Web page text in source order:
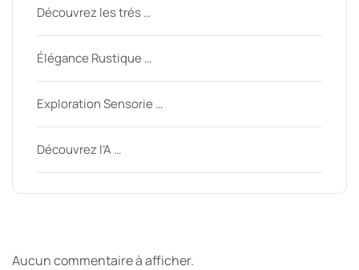
Découvrez les trés …
Élégance Rustique …
Exploration Sensorie …
Découvrez l’A …
Aucun commentaire à afficher.